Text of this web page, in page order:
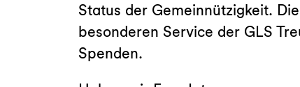
Status der Gemeinnützigkeit.
besonderen Service der GLS
Spenden.